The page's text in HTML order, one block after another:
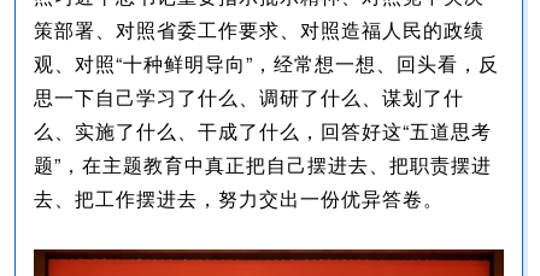
策部署、对照省委工作要求、对照造福人民的政绩
观、对照“十种鲜明导向”，经常想一想、回头看，反
思一下自己学习了什么、调研了什么、谋划了什
么、实施了什么、干成了什么，回答好这“五道思考
题”，在主题教育中真正把自己摆进去、把职责摆进
去、把工作摆进去，努力交出一份优异答卷。